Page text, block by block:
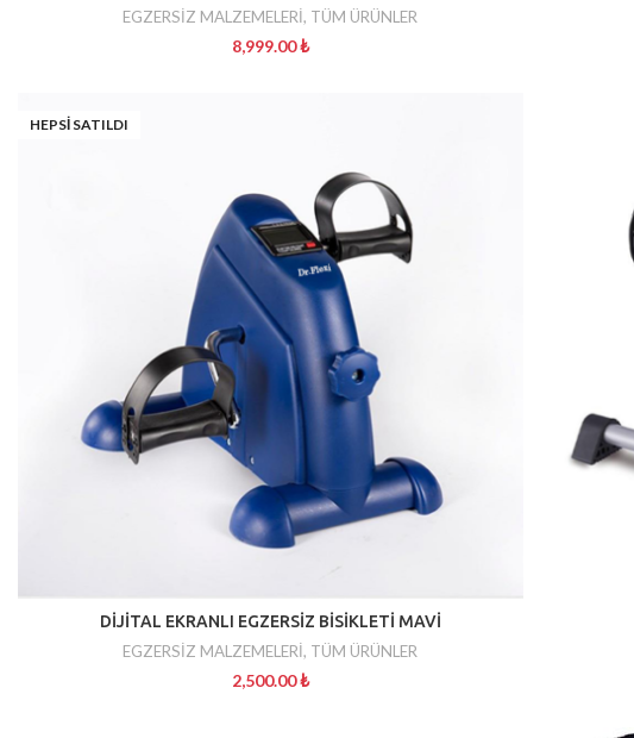
EGZERSİZ MALZEMELERİ, TÜM ÜRÜNLER
8,999.00₺
HEPSI SATILDI
DİJİTAL EKRANLI EGZERSİZ BİSİKLETİ MAVİ
EGZERSİZ MALZEMELERİ, TÜM ÜRÜNLER
2,500.00₺